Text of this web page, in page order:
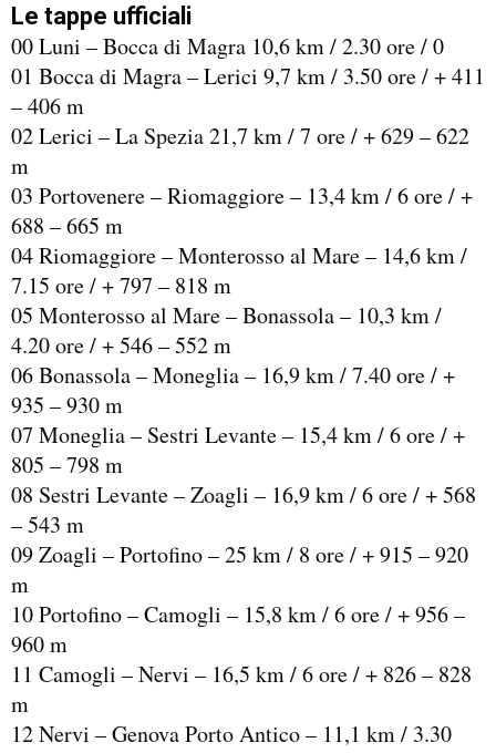
Le tappe ufficiali
00 Luni – Bocca di Magra 10,6 km / 2.30 ore / 0
01 Bocca di Magra – Lerici 9,7 km / 3.50 ore / + 411
– 406 m
02 Lerici – La Spezia 21,7 km / 7 ore / + 629 – 622
m
03 Portovenere – Riomaggiore – 13,4 km / 6 ore / +
688 – 665 m
04 Riomaggiore – Monterosso al Mare – 14,6 km /
7.15 ore / + 797 – 818 m
05 Monterosso al Mare – Bonassola – 10,3 km /
4.20 ore / + 546 – 552 m
06 Bonassola – Moneglia – 16,9 km / 7.40 ore / +
935 – 930 m
07 Moneglia – Sestri Levante – 15,4 km / 6 ore / +
805 – 798 m
08 Sestri Levante – Zoagli – 16,9 km / 6 ore / + 568
– 543 m
09 Zoagli – Portofino – 25 km / 8 ore / + 915 – 920
m
10 Portofino – Camogli – 15,8 km / 6 ore / + 956 –
960 m
11 Camogli – Nervi – 16,5 km / 6 ore / + 826 – 828
m
12 Nervi – Genova Porto Antico – 11,1 km / 3.30